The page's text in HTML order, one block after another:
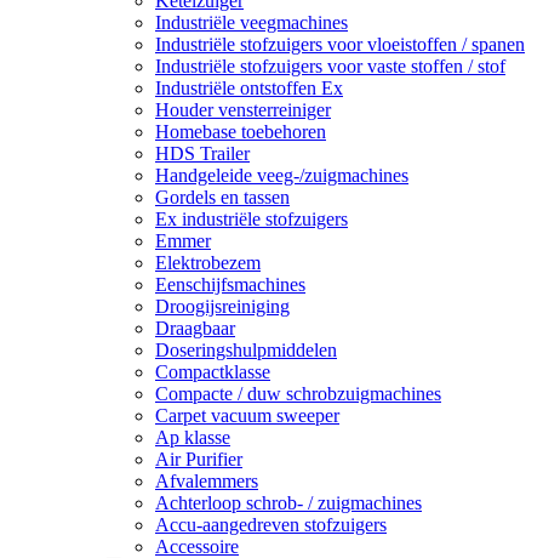
Industriële veegmachines
Industriële stofzuigers voor vloeistoffen / spanen
Industriële stofzuigers voor vaste stoffen / stof
Industriële ontstoffen Ex
Houder vensterreiniger
Homebase toebehoren
HDS Trailer
Handgeleide veeg-/zuigmachines
Gordels en tassen
Ex industriële stofzuigers
Emmer
Elektrobezem
Eenschijfsmachines
Droogijsreiniging
Draagbaar
Doseringshulpmiddelen
Compactklasse
Compacte / duw schrobzuigmachines
Carpet vacuum sweeper
Ap klasse
Air Purifier
Afvalemmers
Achterloop schrob- / zuigmachines
Accu-aangedreven stofzuigers
Accessoire